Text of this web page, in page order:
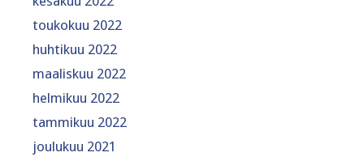
toukokuu 2022
huhtikuu 2022
maaliskuu 2022
helmikuu 2022
tammikuu 2022
joulukuu 2021